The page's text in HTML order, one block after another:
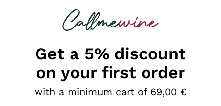
looking for
Get a 5% discount
on your first order
with a minimum cart of 69,00 €